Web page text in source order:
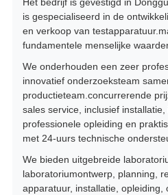
is gespecialiseerd in de
en verkoop van
fundamentele menselijke
We onderhouden een zeer
innovatief onderzoeksteam
productieteam.concurrerende
sales service, inclusief installatie,
professionele opleiding en
met 24-uurs technische
We bieden uitgebreide
laboratoriumontwerp, planning,
apparatuur, installatie, opleiding,